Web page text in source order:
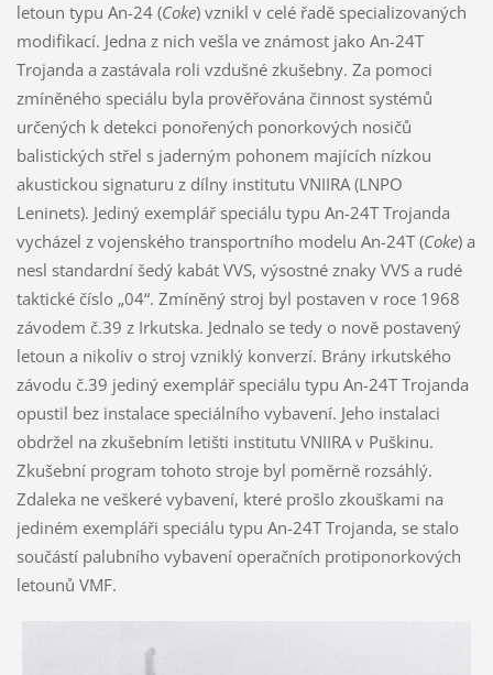
letoun typu An-24 (Coke) vznikl v celé řadě specializovaných
modifikací. Jedna z nich vešla ve známost jako An-24T
Trojanda a zastávala roli vzdušné zkušebny. Za pomoci
zmíněného speciálu byla prověřována činnost systémů
určených k detekci ponořených ponorkových nosičů
balistických střel s jaderným pohonem majících nízkou
akustickou signaturu z dílny institutu VNIIRA (LNPO
Leninets). Jediný exemplář speciálu typu An-24T Trojanda
vycházel z vojenského transportního modelu An-24T (Coke) a
nesl standardní šedý kabát VVS, výsostné znaky VVS a rudé
taktické číslo „04“. Zmíněný stroj byl postaven v roce 1968
závodem č.39 z Irkutska. Jednalo se tedy o nově postavený
letoun a nikoliv o stroj vzniklý konverzí. Brány irkutského
závodu č.39 jediný exemplář speciálu typu An-24T Trojanda
opustil bez instalace speciálního vybavení. Jeho instalaci
obdržel na zkušebním letišti institutu VNIIRA v Puškinu.
Zkušební program tohoto stroje byl poměrně rozsáhlý.
Zdaleka ne veškeré vybavení, které prošlo zkouškami na
jediném exempláři speciálu typu An-24T Trojanda, se stalo
součástí palubního vybavení operačních protiponorkových
letounů VMF.